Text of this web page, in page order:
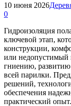
10 июня 2026
0
Гидроизоляция
ключевой этап,
конструкции,
или недопустимый
гниению,
всей парилки.
решений,
обеспечения
практический опыт.